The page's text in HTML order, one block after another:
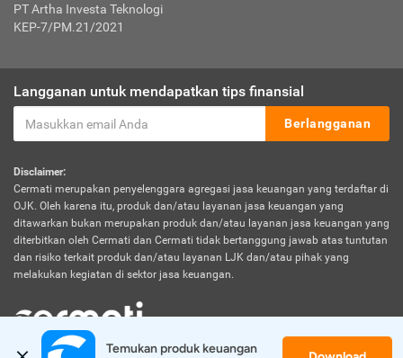
PT Artha Investa Teknologi
KEP-7/PM.21/2021
Langganan untuk mendapatkan tips finansial
Berlangganan
Disclaimer:
Cermati merupakan penyelenggara agregasi jasa keuangan yang terdaftar di
OJK. Oleh karena itu, produk dan/atau layanan jasa keuangan yang
ditawarkan bukan merupakan produk dan/atau layanan jasa keuangan yang
diterbitkan oleh Cermati dan Cermati tidak bertanggung jawab atas tuntutan
dan risiko terkait produk dan/atau layanan LJK dan/atau pihak yang
melakukan kegiatan di sektor jasa keuangan.
Temukan produk keuangan